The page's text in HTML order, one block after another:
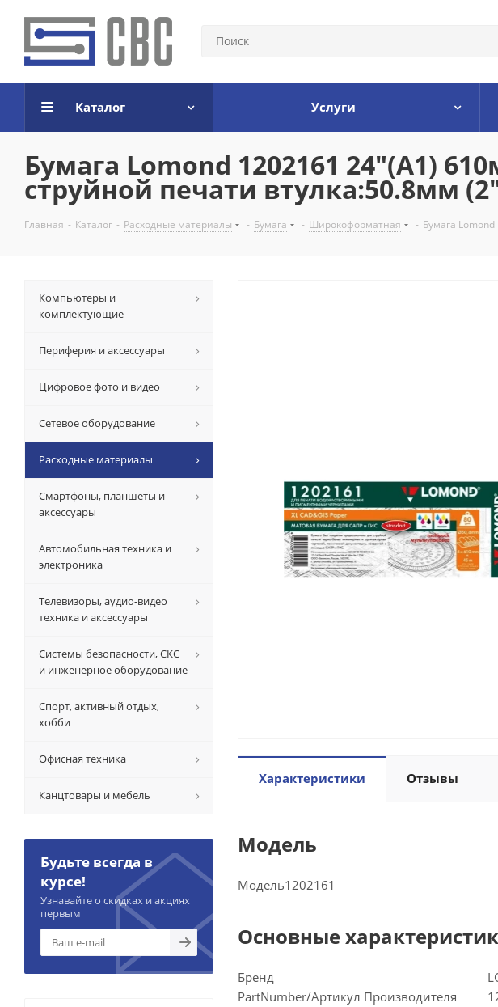
Каталог Услуги
Бумага Lomond 1202161 24"(A1)
струйной печати втулка:50.8мм
Главная - Каталог - Расходные материалы - Бумага - Широкоформатная - Бумага
Характеристики Отзывы
Модель
Модель1202161
Основные
Бренд
PartNumber/Артикул Производителя
Компьютеры и
комплектующие
Периферия и аксессуары
Цифровое фото и видео
Сетевое оборудование
Расходные материалы
Смартфоны, планшеты и
аксессуары
Автомобильная техника и
электроника
Телевизоры, аудио-видео
техника и аксессуары
Системы безопасности, СКС
и инженерное оборудование
Спорт, активный отдых,
хобби
Офисная техника
Канцтовары и мебель
Будьте всегда в
курсе!
Узнавайте о скидках и акциях
первым